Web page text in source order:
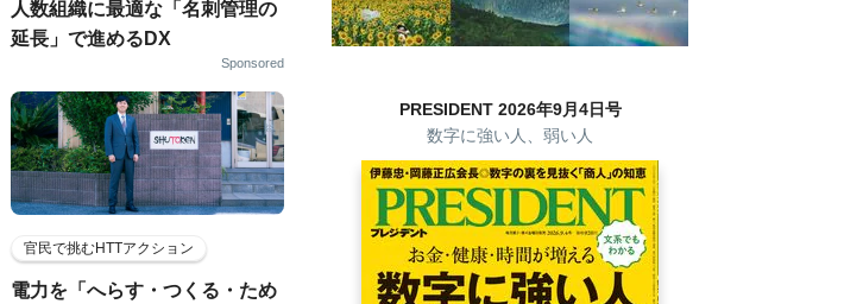
人数組織に最適な「名刺管理の
延長」で進めるDX
Sponsored
官民で挑むHTTアクション
電力を「へらす・つくる・ため
PRESIDENT 2026年9月4日号
数字に強い人、弱い人